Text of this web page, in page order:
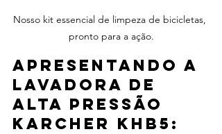
Nosso kit essencial de limpeza de bicicletas,
pronto para a ação.
Apresentando a
lavadora de
alta pressão
Karcher KHB5: